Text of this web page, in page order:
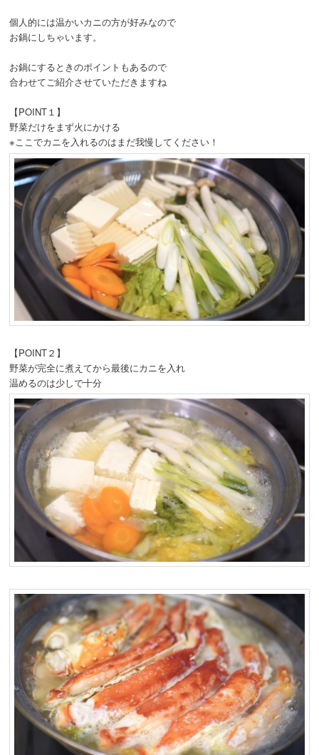
個人的には温かいカニの方が好みなので
お鍋にしちゃいます。
お鍋にするときのポイントもあるので
合わせてご紹介させていただきますね
【POINT１】
野菜だけをまず火にかける
※ここでカニを入れるのはまだ我慢してください！
【POINT２】
野菜が完全に煮えてから最後にカニを入れ
温めるのは少しで十分